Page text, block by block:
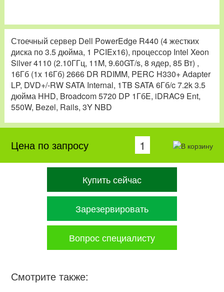
Стоечный сервер Dell PowerEdge R440 (4 жестких
диска по 3.5 дюйма, 1 PCIEx16), процессор Intel Xeon
Silver 4110 (2.10ГГц, 11M, 9.60GT/s, 8 ядер, 85 Вт) ,
16Гб (1x 16Гб) 2666 DR RDIMM, PERC H330+ Adapter
LP, DVD+/-RW SATA Internal, 1TB SATA 6Гб/c 7.2k 3.5
дюйма HHD, Broadcom 5720 DP 1ГбE, iDRAC9 Ent,
550W, Bezel, Rails, 3Y NBD
Цена по запросу
Купить сейчас
Зарезервировать
Вопрос специалисту
Смотрите также: